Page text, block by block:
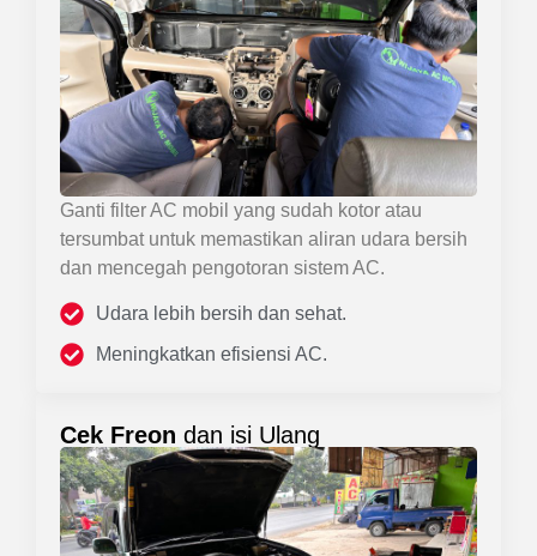
Ganti filter AC mobil yang sudah kotor atau
tersumbat untuk memastikan aliran udara bersih
dan mencegah pengotoran sistem AC.
Udara lebih bersih dan sehat.
Meningkatkan efisiensi AC.
Cek Freon dan isi Ulang